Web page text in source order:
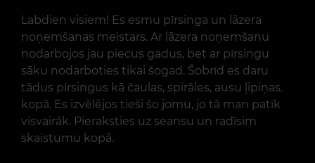
Labdien visiem! Es esmu pīrsinga un lāzera
noņemšanas meistars. Ar lāzera noņemšanu
nodarbojos jau piecus gadus, bet ar pīrsingu
sāku nodarboties tikai šogad. Šobrīd es daru
tādus pīrsingus kā čaulas, spirāles, ausu ļipiņas.
kopā. Es izvēlējos tieši šo jomu, jo tā man patīk
visvairāk. Pieraksties uz seansu un radīsim
skaistumu kopā.